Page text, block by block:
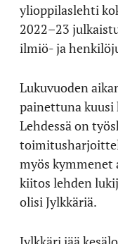
ylioppilaslehti
2022–23
ilmiö- ja
Lukuvuoden
painettuna kuusi
Lehdessä on
myös kymmenet
kiitos lehden
olisi Jylkkäriä.